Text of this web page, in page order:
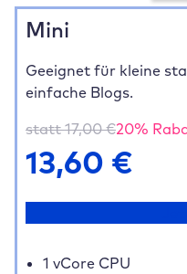
Mini
Geeignet für kleine
einfache Blogs.
statt17,00€20%
13,60 €
1 vCore CPU